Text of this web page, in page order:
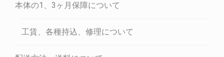
本体の1、3ヶ月保障について
工賃、各種持込、修理について